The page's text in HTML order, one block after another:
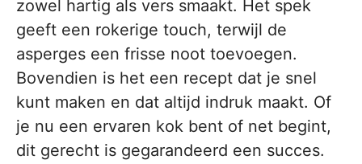
zowel hartig als vers smaakt. Het spek
geeft een rokerige touch, terwijl de
asperges een frisse noot toevoegen.
Bovendien is het een recept dat je snel
kunt maken en dat altijd indruk maakt. Of
je nu een ervaren kok bent of net begint,
dit gerecht is gegarandeerd een succes.